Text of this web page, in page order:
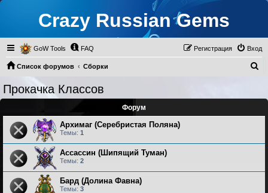
Crazy Russian Gems
GoW Tools FAQ Вход
Регистрация
Список форумов
Сборки
Прокачка Классов
Прокачка Классов
Форум
Архимаг (Серебристая Поляна)
Темы: 1
Ассассин (Шипящий Туман)
Темы: 2
Бард (Долина Фавна)
Темы: 3